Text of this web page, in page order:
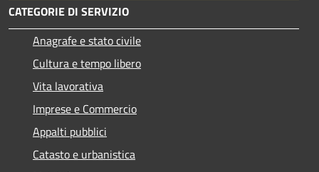
CATEGORIE DI SERVIZIO
Anagrafe e stato civile
Cultura e tempo libero
Vita lavorativa
Imprese e Commercio
Appalti pubblici
Catasto e urbanistica